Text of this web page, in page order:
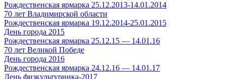
Рождественская ярмарка 25.12.2013-14.01.2014
70 лет Владимирской области
Рождественская ярмарка 19.12.2014-25.01.2015
День города 2015
Рождественская ярмарка 25.12.15 — 14.01.16
70 лет Великой Победе
День города 2016
Рождественская ярмарка 24.12.16 — 14.01.17
День физкультурника-2017